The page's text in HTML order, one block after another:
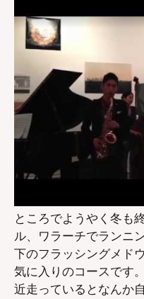
ところでようやく冬も
ル、ワラーチでランニ
下のフラッシングメド
気に入りのコースです
近走っているとなんか